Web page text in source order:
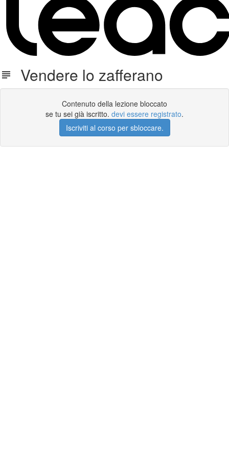
Vendere lo zafferano
Contenuto della lezione bloccato
se tu sei già iscritto. devi essere registrato.
Iscriviti al corso per sbloccare.